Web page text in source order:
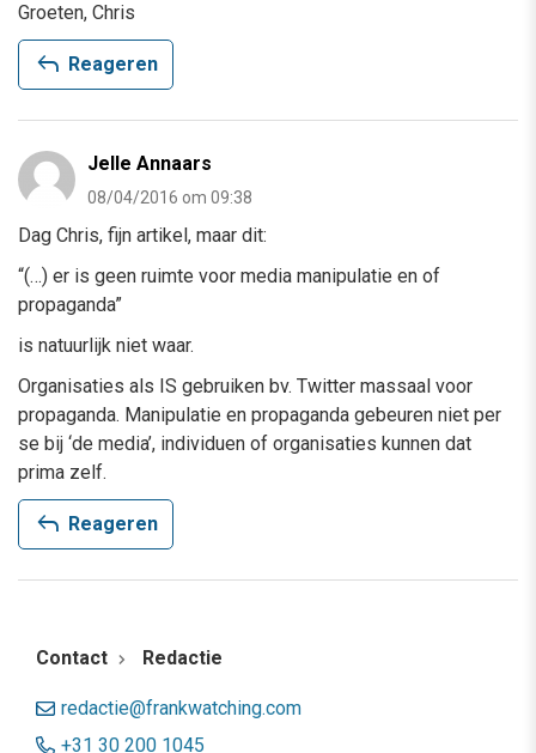
Groeten, Chris
reply Reageren
Jelle Annaars
08/04/2016 om 09:38
Dag Chris, fijn artikel, maar dit:
“(…) er is geen ruimte voor media manipulatie en of
propaganda”
is natuurlijk niet waar.
Organisaties als IS gebruiken bv. Twitter massaal voor
propaganda. Manipulatie en propaganda gebeuren niet per
se bij ‘de media’, individuen of organisaties kunnen dat
prima zelf.
reply Reageren
Contact Redactie
redactie@frankwatching.com
+31 30 200 1045